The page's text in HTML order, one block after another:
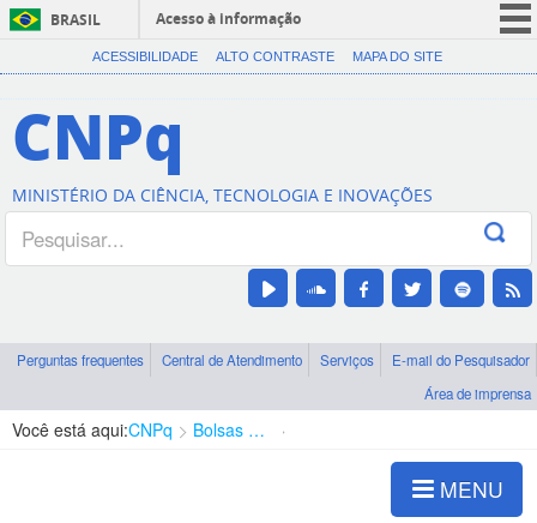
BRASIL
Acesso à informação
CORONAVÍRUS (COVID-19)
Canais
ACESSIBILIDADE ALTO CONTRASTE MAPA DO SITE
CNPq
MINISTÉRIO DA CIÊNCIA, TECNOLOGIA E INOVAÇÕES
Perguntas frequentes Central de Atendimento Serviços
E-mail do Pesquisador
Área de imprensa
Você está aqui:CNPq Bolsas e Auxílios Vigentes
MENU